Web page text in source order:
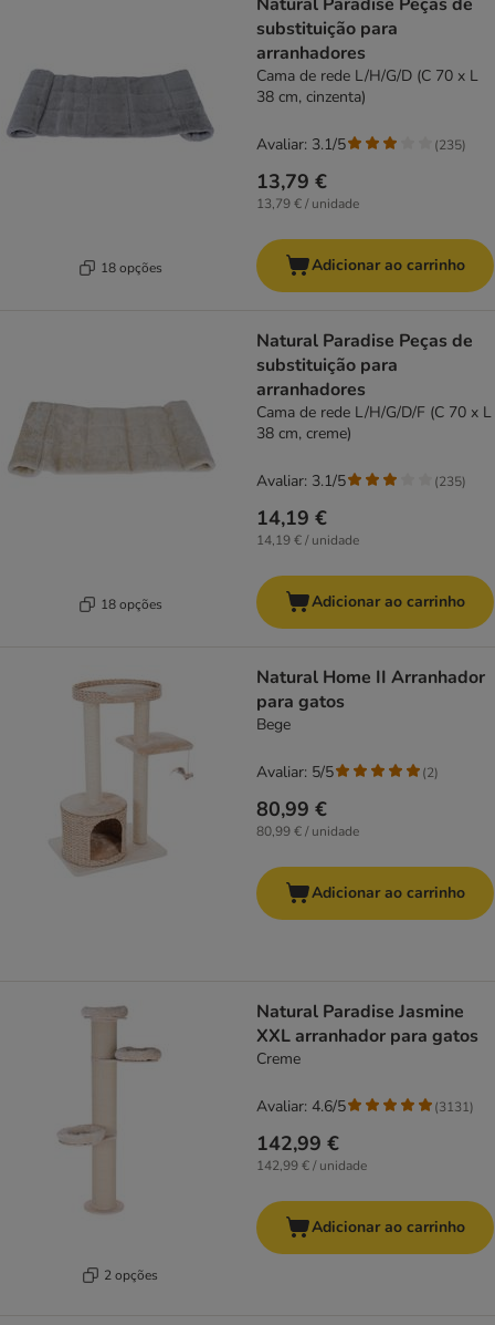
18 opções
substituição para
arranhadores
Cama de rede L/H/G/D (C 70 x L
38 cm, cinzenta)
13,79 €
13,79 € / unidade
Avaliar: 3.1/5 (235)
Adicionar ao carrinho
18 opções
Natural Paradise Peças de
substituição para
arranhadores
Cama de rede L/H/G/D/F (C 70 x L
38 cm, creme)
14,19 €
14,19 € / unidade
Avaliar: 3.1/5 (235)
Adicionar ao carrinho
Natural Home II Arranhador
para gatos
Bege
80,99 €
80,99 € / unidade
Avaliar: 5/5 (2)
Adicionar ao carrinho
2 opções
Natural Paradise Jasmine
XXL arranhador para gatos
Creme
142,99 €
142,99 € / unidade
Avaliar: 4.6/5 (3131)
Adicionar ao carrinho